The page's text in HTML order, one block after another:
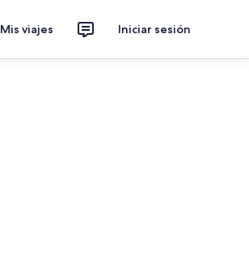
Mis viajes Iniciar sesión